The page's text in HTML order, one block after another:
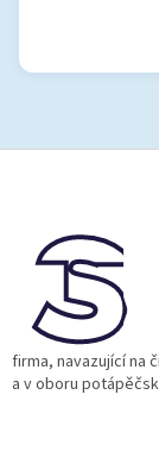
firma, navazující na
a v oboru